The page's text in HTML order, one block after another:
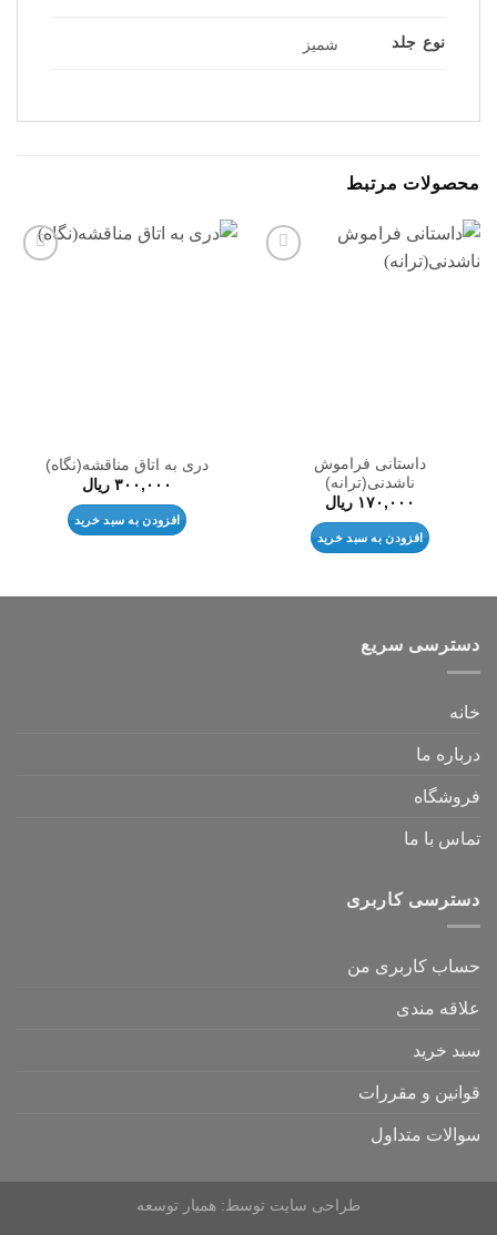
نوع جلد شمیز
محصولات مرتبط
داستانی فراموش
ناشدنی(ترانه)
۱۷۰,۰۰۰ ریال
افزودن به سبد خرید
دری به اتاق مناقشه(نگاه)
۳۰۰,۰۰۰ ریال
افزودن به سبد خرید
دسترسی سریع
خانه
درباره ما
فروشگاه
تماس با ما
دسترسی کاربری
حساب کاربری من
علاقه مندی
سبد خرید
قوانین و مقررات
سوالات متداول
طراحی سایت توسط: همیار توسعه